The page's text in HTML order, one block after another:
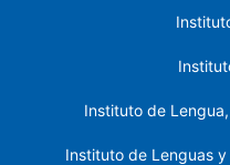
Instituto de
Instituto de Lenguas